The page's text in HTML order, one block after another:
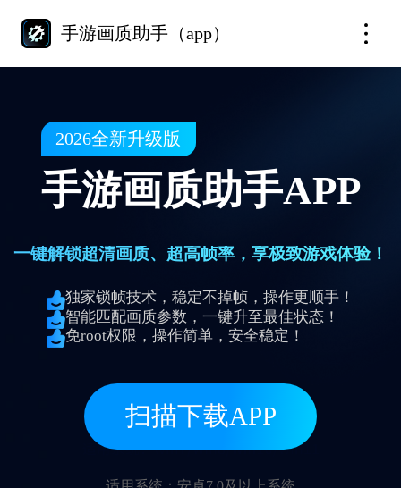
手游画质助手（app）
手游画质助手APP
2026全新升级版
一键解锁超清画质、超高帧率，享极致游戏体验！
独家锁帧技术，稳定不掉帧，操作更顺手！
智能匹配画质参数，一键升至最佳状态！
免root权限，操作简单，安全稳定！
扫描下载APP